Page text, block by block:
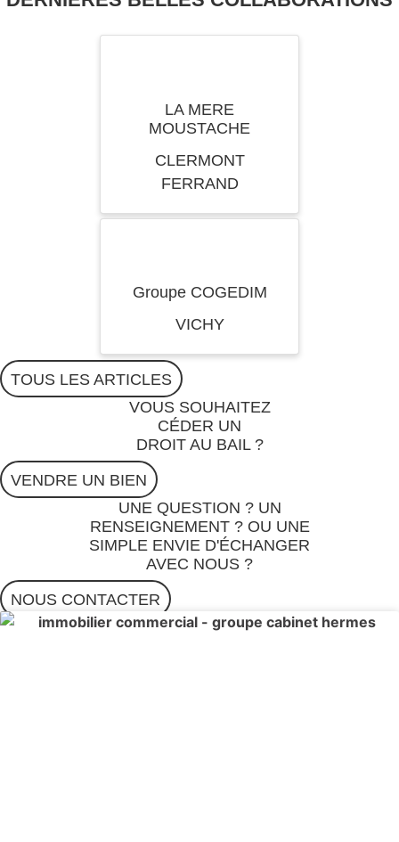
LA MERE
MOUSTACHE
CLERMONT
FERRAND
Groupe COGEDIM
VICHY
TOUS LES ARTICLES
VOUS SOUHAITEZ
CÉDER UN
DROIT AU BAIL ?
VENDRE UN BIEN
UNE QUESTION ? UN
RENSEIGNEMENT ? OU UNE
SIMPLE ENVIE D'ÉCHANGER
AVEC NOUS ?
NOUS CONTACTER